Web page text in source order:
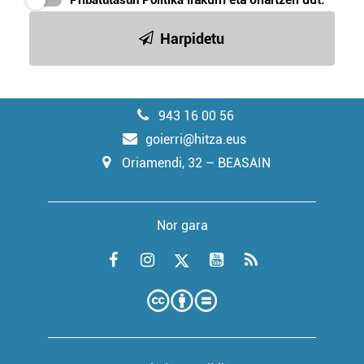
Harpidetu
943 16 00 56
goierri@hitza.eus
Oriamendi, 32 – BEASAIN
Nor gara